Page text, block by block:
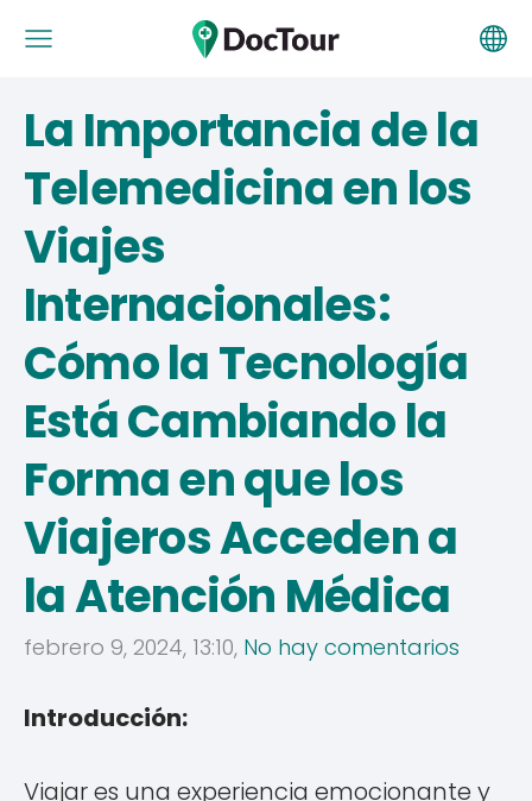
La Importancia de la
Telemedicina en los
Viajes
Internacionales:
Cómo la Tecnología
Está Cambiando la
Forma en que los
Viajeros Acceden a
la Atención Médica
febrero 9, 2024, 13:10, No hay comentarios
Introducción:
Viajar es una experiencia emocionante y